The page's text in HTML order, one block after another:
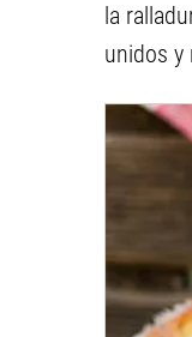
la
unidos y